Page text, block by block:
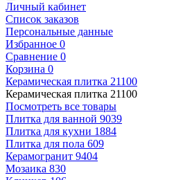
Личный кабинет
Список заказов
Персональные данные
Избранное 0
Сравнение 0
Корзина 0
Керамическая плитка 21100
Керамическая плитка 21100
Посмотреть все товары
Плитка для ванной 9039
Плитка для кухни 1884
Плитка для пола 609
Керамогранит 9404
Мозаика 830